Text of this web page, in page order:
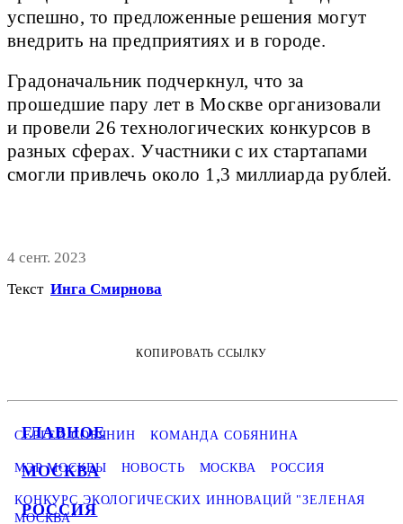
ГЛАВНОЕ
МОСКВА
РОССИЯ
успешно, то предложенные решения могут
внедрить на предприятиях и в городе.
Градоначальник подчеркнул, что за
прошедшие пару лет в Москве организовали
и провели 26 технологических конкурсов в
разных сферах. Участники с их стартапами
смогли привлечь около 1,3 миллиарда рублей.
4 сент. 2023
Текст Инга Смирнова
КОПИРОВАТЬ ССЫЛКУ
СЕРГЕЙ СОБЯНИН КОМАНДА СОБЯНИНА
МЭР МОСКВЫ НОВОСТЬ МОСКВА РОССИЯ
КОНКУРС ЭКОЛОГИЧЕСКИХ ИННОВАЦИЙ "ЗЕЛЕНАЯ
МОСКВА"